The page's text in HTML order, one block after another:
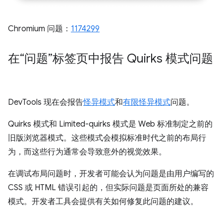
Chromium 问题： 1174299
在“问题”标签页中报告 Quirks 模式问题
DevTools 现在会报告怪异模式和有限怪异模式问题。
Quirks 模式和 Limited-quirks 模式是 Web 标准制定之前的
旧版浏览器模式。这些模式会模拟标准时代之前的布局行
为，而这些行为通常会导致意外的视觉效果。
在调试布局问题时，开发者可能会认为问题是由用户编写的
CSS 或 HTML 错误引起的，但实际问题是页面所处的兼容
模式。开发者工具会提供有关如何修复此问题的建议。